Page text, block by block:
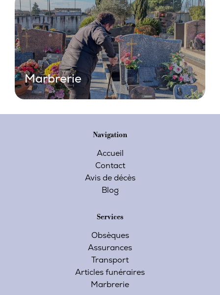
Marbrerie
Navigation
Accueil
Contact
Avis de décès
Blog
Services
Obsèques
Assurances
Transport
Articles funéraires
Marbrerie